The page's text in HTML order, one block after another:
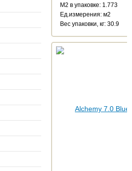
М2 в упаковке: 1.773
Ед.измерения: м2
Веc упаковки, кг: 30.9